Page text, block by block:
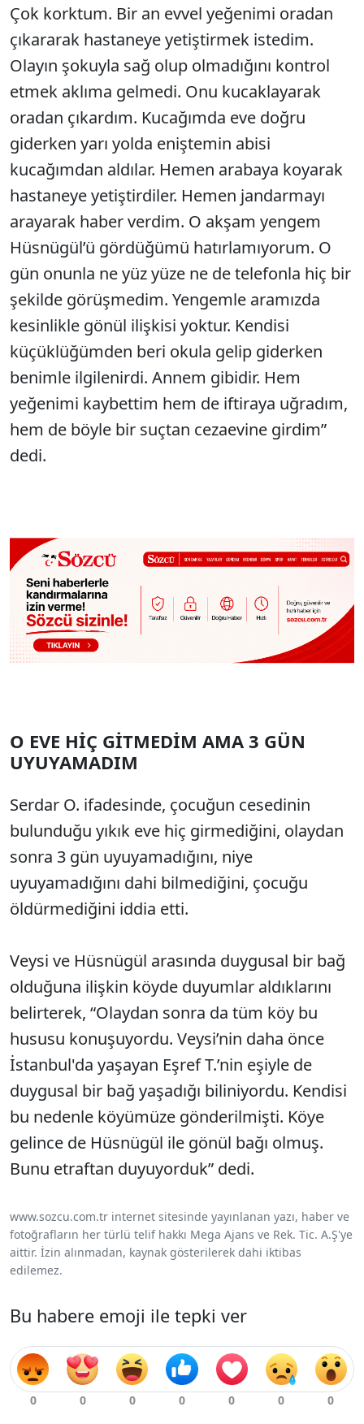
Çok korktum. Bir an evvel yeğenimi oradan
çıkararak hastaneye yetiştirmek istedim.
Olayın şokuyla sağ olup olmadığını kontrol
etmek aklıma gelmedi. Onu kucaklayarak
oradan çıkardım. Kucağımda eve doğru
giderken yarı yolda eniştemin abisi
kucağımdan aldılar. Hemen arabaya koyarak
hastaneye yetiştirdiler. Hemen jandarmayı
arayarak haber verdim. O akşam yengem
Hüsnügül’ü gördüğümü hatırlamıyorum. O
gün onunla ne yüz yüze ne de telefonla hiç bir
şekilde görüşmedim. Yengemle aramızda
kesinlikle gönül ilişkisi yoktur. Kendisi
küçüklüğümden beri okula gelip giderken
benimle ilgilenirdi. Annem gibidir. Hem
yeğenimi kaybettim hem de iftiraya uğradım,
hem de böyle bir suçtan cezaevine girdim”
dedi.
O EVE HİÇ GİTMEDİM AMA 3 GÜN
UYUYAMADIM
Serdar O. ifadesinde, çocuğun cesedinin
bulunduğu yıkık eve hiç girmediğini, olaydan
sonra 3 gün uyuyamadığını, niye
uyuyamadığını dahi bilmediğini, çocuğu
öldürmediğini iddia etti.
Veysi ve Hüsnügül arasında duygusal bir bağ
olduğuna ilişkin köyde duyumlar aldıklarını
belirterek, “Olaydan sonra da tüm köy bu
hususu konuşuyordu. Veysi’nin daha önce
İstanbul'da yaşayan Eşref T.’nin eşiyle de
duygusal bir bağ yaşadığı biliniyordu. Kendisi
bu nedenle köyümüze gönderilmişti. Köye
gelince de Hüsnügül ile gönül bağı olmuş.
Bunu etraftan duyuyorduk” dedi.
www.sozcu.com.tr internet sitesinde yayınlanan yazı, haber ve
fotoğrafların her türlü telif hakkı Mega Ajans ve Rek. Tic. A.Ş'ye
aittir. İzin alınmadan, kaynak gösterilerek dahi iktibas
edilemez.
Bu habere emoji ile tepki ver